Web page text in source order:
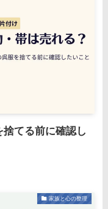
てる前に確認し
家族と心の整理